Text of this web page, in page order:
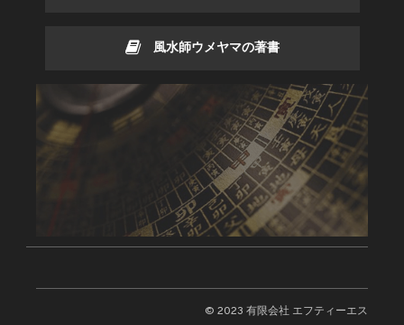
風水師ウメヤマの著書
© 2023 有限会社 エフティーエス